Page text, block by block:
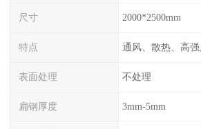
尺寸 2000*2500mm
特点 通风、散热、高
表面处理 不处理
扁钢厚度 3mm-5mm